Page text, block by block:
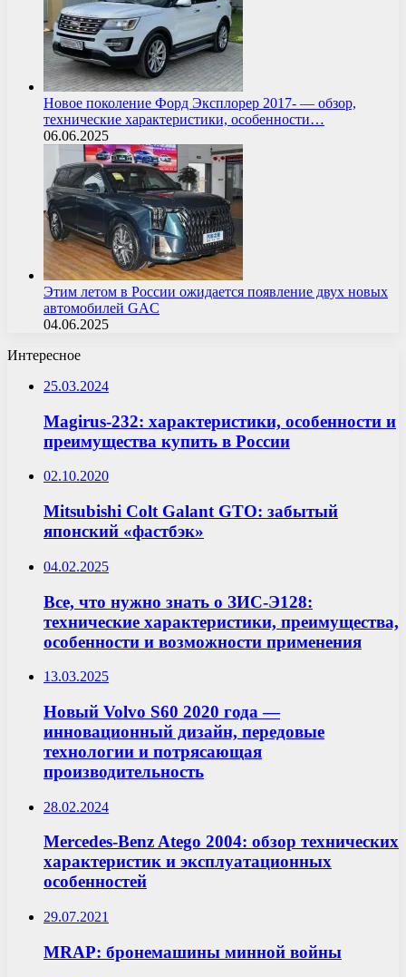
Новое поколение Форд Эксплорер 2017- — обзор,
технические характеристики, особенности…
06.06.2025
Этим летом в России ожидается появление двух новых
автомобилей GAC
04.06.2025
Интересное
25.03.2024
Magirus-232: характеристики, особенности и
преимущества купить в России
02.10.2020
Mitsubishi Colt Galant GTO: забытый
японский «фастбэк»
04.02.2025
Все, что нужно знать о ЗИС-Э128:
технические характеристики, преимущества,
особенности и возможности применения
13.03.2025
Новый Volvo S60 2020 года —
инновационный дизайн, передовые
технологии и потрясающая
производительность
28.02.2024
Mercedes-Benz Atego 2004: обзор технических
характеристик и эксплуатационных
особенностей
29.07.2021
MRAP: бронемашины минной войны